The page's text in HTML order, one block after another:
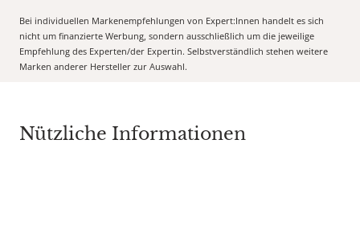
Bei individuellen Markenempfehlungen von Expert:Innen handelt es sich
nicht um finanzierte Werbung, sondern ausschließlich um die jeweilige
Empfehlung des Experten/der Expertin. Selbstverständlich stehen weitere
Marken anderer Hersteller zur Auswahl.
Nützliche Informationen